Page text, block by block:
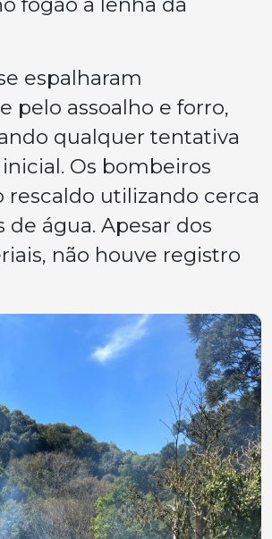
espalharam
pelo assoalho e forro,
qualquer tentativa
Os bombeiros
rescaldo utilizando cerca
de água. Apesar dos
não houve registro